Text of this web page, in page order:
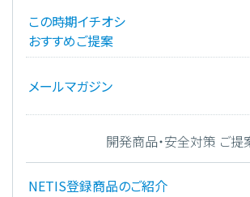
この時期イチオシ
おすすめご提案
メールマガジン
開発商品・安全対策 ご提
NETIS登録商品のご紹介